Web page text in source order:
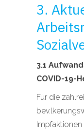
3.
3.1
COVID-19-
Für die